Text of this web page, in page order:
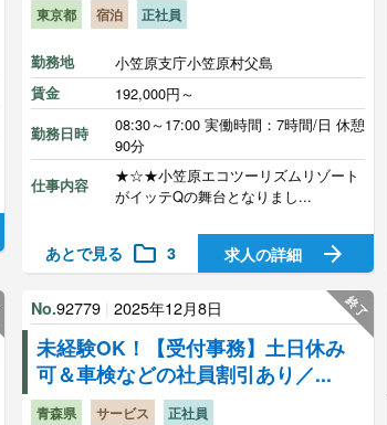
東京都 宿泊 正社員
勤務地 小笠原支庁小笠原村父島
賃金 192,000円～
勤務日時
08:30～17:00 実働時間：7時間/日 休憩
90分
仕事内容
★☆★小笠原エコツーリズムリゾート
がイッテQの舞台となりまし...
あとで見る folder 3 求人の詳細 arrow_forward
No.92779 2025年12月8日
未経験OK！【受付事務】土日休み
可＆車検などの社員割引あり／...
青森県 サービス 正社員
終了